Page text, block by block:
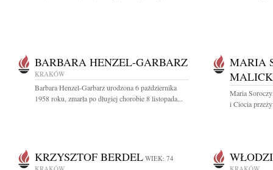
BARBARA HENZEL-GARBARZ
KRAKÓW
Barbara Henzel-Garbarz urodzona 6 października
1958 roku, zmarła po długiej chorobie 8 listopada...
MARIA
Maria
i Ciocia
KRZYSZTOF BERDEL WIEK: 74